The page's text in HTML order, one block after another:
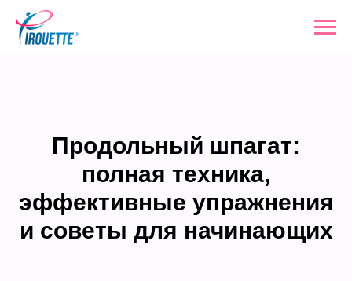
Продольный шпагат:
полная техника,
эффективные упражнения
и советы для начинающих